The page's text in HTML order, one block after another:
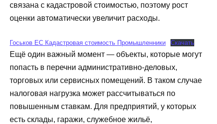
связана с кадастровой стоимостью, поэтому рост
оценки автоматически увеличит расходы.
Госьков ЕС Кадастровая стоимость Промышленники Скачать
Ещё один важный момент — объекты, которые могут
попасть в перечни административно-деловых,
торговых или сервисных помещений. В таком случае
налоговая нагрузка может рассчитываться по
повышенным ставкам. Для предприятий, у которых
есть склады, гаражи, служебное жильё,